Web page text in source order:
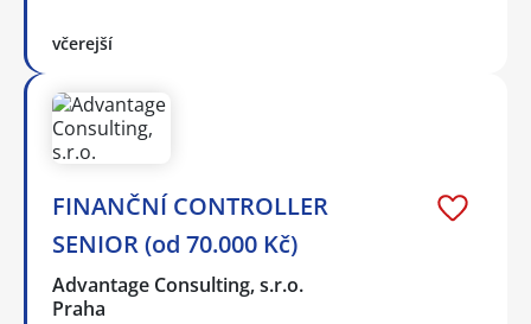
včerejší
FINANČNÍ CONTROLLER
SENIOR (od 70.000 Kč)
Advantage Consulting, s.r.o.
Praha